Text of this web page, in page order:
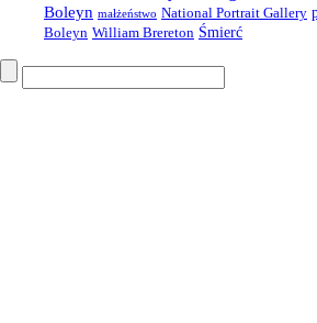
Boleyn małżeństwo National Portrait Gallery
Boleyn William Brereton Śmierć